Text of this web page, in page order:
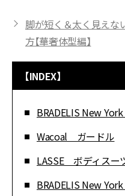
脚が短く＆太く見えない
方【華奢体型編】
【INDEX】
BRADELIS New
Wacoal ガードル
LASSE ボディスー
BRADELIS New